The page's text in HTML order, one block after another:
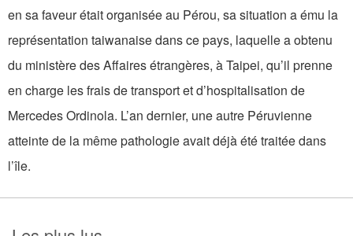
en sa faveur était organisée au Pérou, sa situation a ému la
représentation taiwanaise dans ce pays, laquelle a obtenu
du ministère des Affaires étrangères, à Taipei, qu’il prenne
en charge les frais de transport et d’hospitalisation de
Mercedes Ordinola. L’an dernier, une autre Péruvienne
atteinte de la même pathologie avait déjà été traitée dans
l’île.